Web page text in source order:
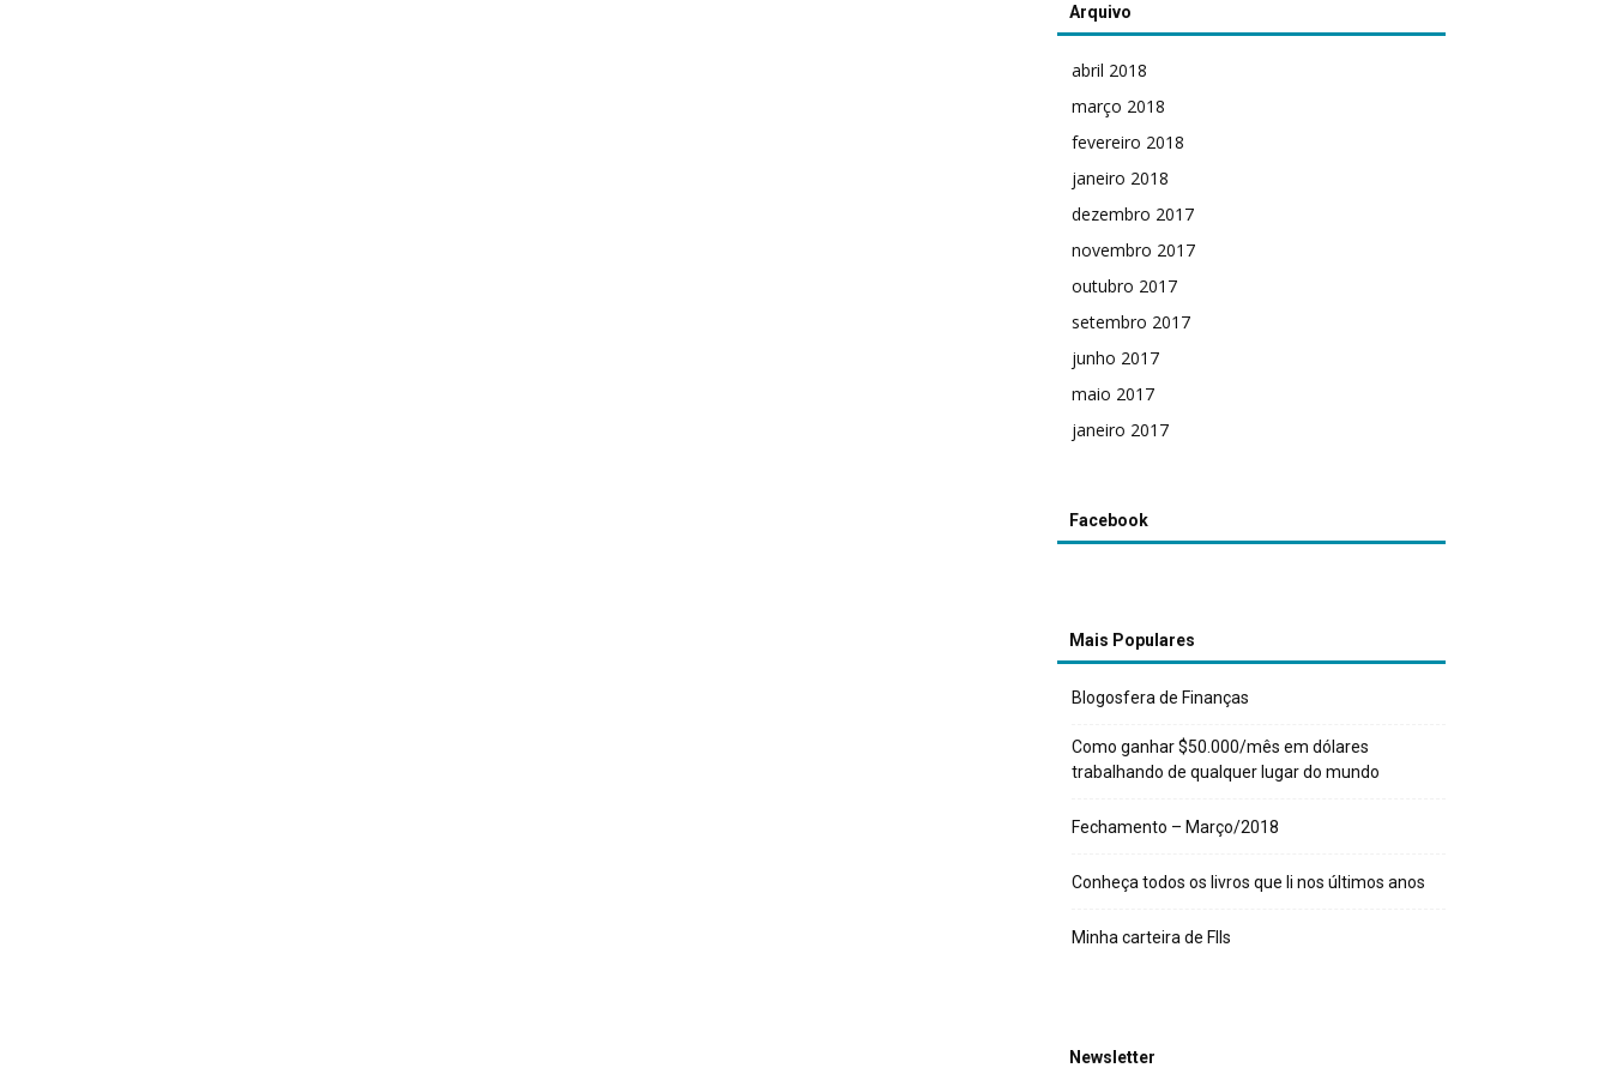
Arquivo
abril 2018
março 2018
fevereiro 2018
janeiro 2018
dezembro 2017
novembro 2017
outubro 2017
setembro 2017
junho 2017
maio 2017
janeiro 2017
Facebook
Mais Populares
Blogosfera de Finanças
Como ganhar $50.000/mês em dólares
trabalhando de qualquer lugar do mundo
Fechamento – Março/2018
Conheça todos os livros que li nos últimos anos
Minha carteira de FIIs
Newsletter